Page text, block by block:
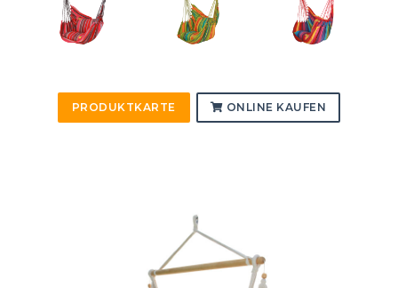
PRODUKTKARTE ONLINE KAUFEN